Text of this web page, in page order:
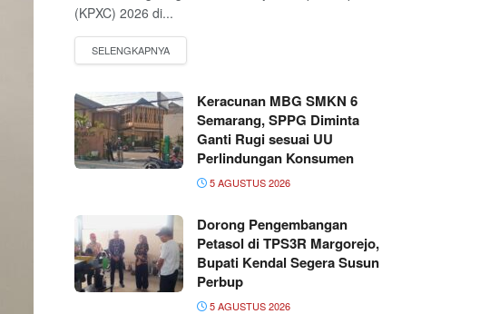
(KPXC) 2026 di...
Keracunan MBG SMKN 6
Semarang, SPPG Diminta
Ganti Rugi sesuai UU
Perlindungan Konsumen
5 AGUSTUS 2026
Dorong Pengembangan
Petasol di TPS3R Margorejo,
Bupati Kendal Segera Susun
Perbup
5 AGUSTUS 2026